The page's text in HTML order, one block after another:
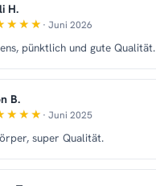
H.
· Juni 2026
pünktlich und gute Qualität.
B.
· Juni 2025
super Qualität.